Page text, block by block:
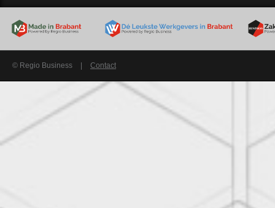
© Regio Business Contact